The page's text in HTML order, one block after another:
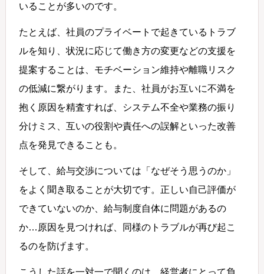
いることが多いのです。
たとえば、社員のプライベートで起きているトラブ
ルを知り、状況に応じて働き方の変更などの支援を
提案することは、モチベーション維持や離職リスク
の低減に繋がります。また、社員がお互いに不満を
抱く原因を精査すれば、システム不全や業務の振り
分けミス、互いの役割や責任への誤解といった改善
点を発見できることも。
そして、給与交渉については「なぜそう思うのか」
をよく聞き取ることが大切です。正しい自己評価が
できていないのか、給与制度自体に問題があるの
か…原因を見つければ、同様のトラブルが再び起こ
るのを防げます。
こうした話を一対一で聞くのは、経営者にとって負